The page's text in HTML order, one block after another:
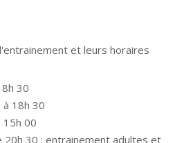
et leurs horaires
30
18h 30
15h 00
20h 30 : entrainement adultes et